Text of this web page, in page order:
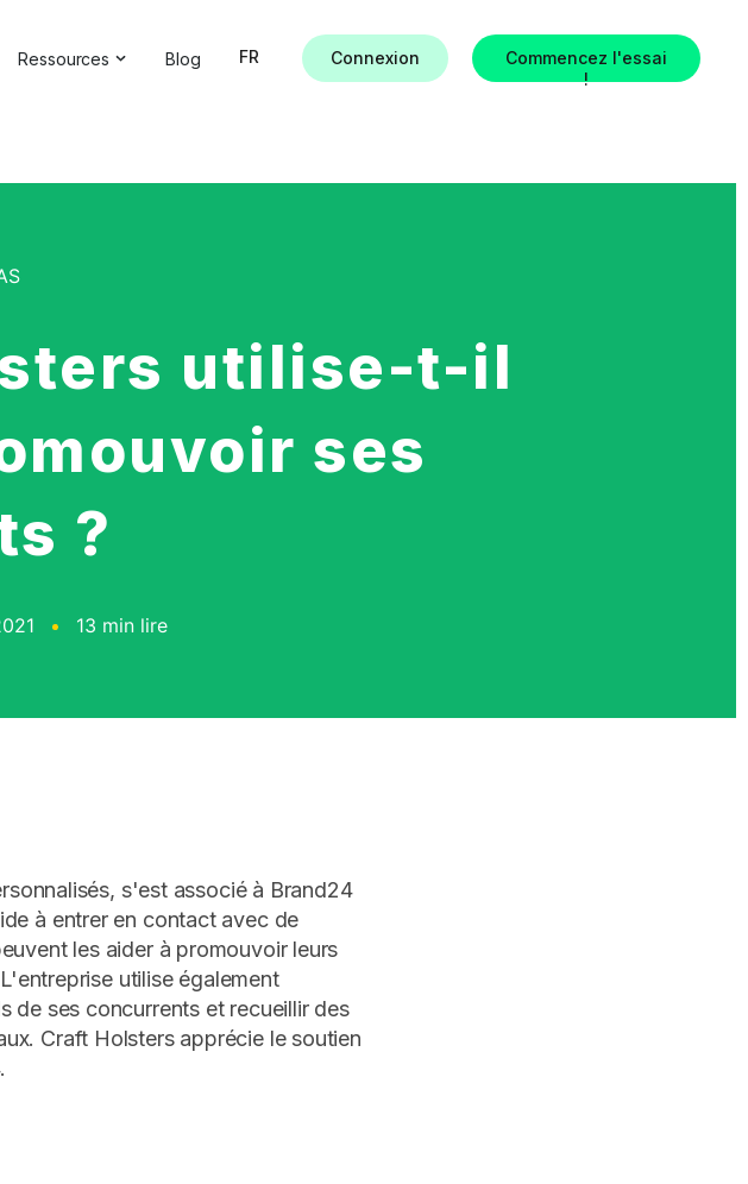
Ressources
Partenaire avec nous
Annuaire des partenaires
Blog FR Connexion
Commencez l'essai
!
utilise-t-il
ses
?
13 min lire
s'est associé à Brand24
à entrer en contact avec de
les aider à promouvoir leurs
utilise également
de ses concurrents et recueillir des
Craft Holsters apprécie le soutien